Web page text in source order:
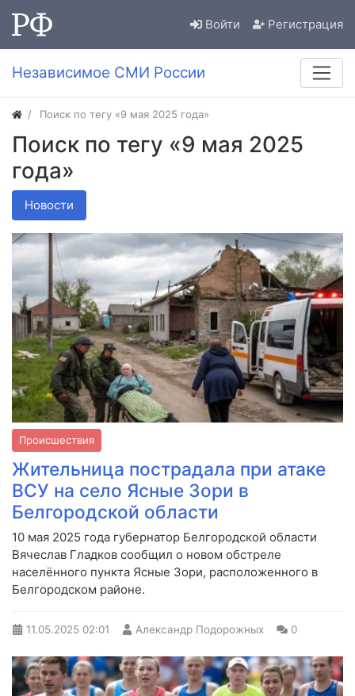
Войти Регистрация
Независимое СМИ России
Поиск по тегу «9 мая 2025 года»
Поиск по тегу «9 мая 2025
года»
Новости
Происшествия
Жительница пострадала при атаке
ВСУ на село Ясные Зори в
Белгородской области
10 мая 2025 года губернатор Белгородской области
Вячеслав Гладков сообщил о новом обстреле
населённого пункта Ясные Зори, расположенного в
Белгородском районе.
11.05.2025 02:01 Александр Подорожных 0